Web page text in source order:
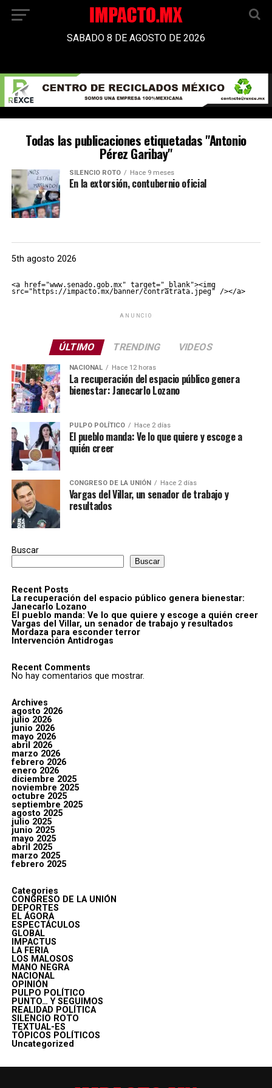
SABADO 8 DE AGOSTO DE 2026
Todas las publicaciones etiquetadas "Antonio
Pérez Garibay"
SILENCIO ROTO Hace 9 meses
En la extorsión, contubernio oficial
5th agosto 2026
<a href="www.senado.gob.mx" target="_blank"><img
src="https://impacto.mx/banner/contratrata.jpeg" /></a>
ANUNCIO
ÚLTIMO TRENDING VIDEOS
NACIONAL Hace 12 horas
La recuperación del espacio público genera
bienestar: Janecarlo Lozano
PULPO POLÍTICO Hace 2 días
El pueblo manda: Ve lo que quiere y escoge a
quién creer
CONGRESO DE LA UNIÓN Hace 2 días
Vargas del Villar, un senador de trabajo y
resultados
Buscar
Buscar
Recent Posts
La recuperación del espacio público genera bienestar:
Janecarlo Lozano
El pueblo manda: Ve lo que quiere y escoge a quién creer
Vargas del Villar, un senador de trabajo y resultados
Mordaza para esconder terror
Intervención Antidrogas
Recent Comments
No hay comentarios que mostrar.
Archives
agosto 2026
julio 2026
junio 2026
mayo 2026
abril 2026
marzo 2026
febrero 2026
enero 2026
diciembre 2025
noviembre 2025
octubre 2025
septiembre 2025
agosto 2025
julio 2025
junio 2025
mayo 2025
abril 2025
marzo 2025
febrero 2025
Categories
CONGRESO DE LA UNIÓN
DEPORTES
EL ÁGORA
ESPECTÁCULOS
GLOBAL
IMPACTUS
LA FERIA
LOS MALOSOS
MANO NEGRA
NACIONAL
OPINIÓN
PULPO POLÍTICO
PUNTO… Y SEGUIMOS
REALIDAD POLÍTICA
SILENCIO ROTO
TEXTUAL-ES
TÓPICOS POLÍTICOS
Uncategorized